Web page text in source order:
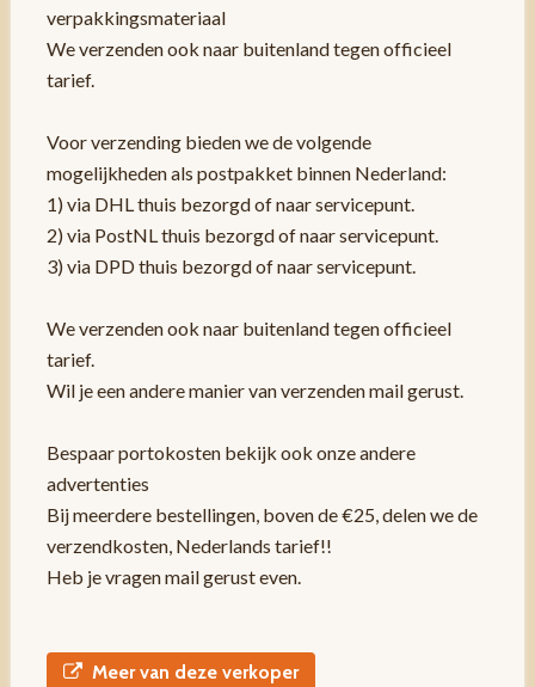
verpakkingsmateriaal
We verzenden ook naar buitenland tegen officieel
tarief.
Voor verzending bieden we de volgende
mogelijkheden als postpakket binnen Nederland:
1) via DHL thuis bezorgd of naar servicepunt.
2) via PostNL thuis bezorgd of naar servicepunt.
3) via DPD thuis bezorgd of naar servicepunt.
We verzenden ook naar buitenland tegen officieel
tarief.
Wil je een andere manier van verzenden mail gerust.
Bespaar portokosten bekijk ook onze andere
advertenties
Bij meerdere bestellingen, boven de €25, delen we de
verzendkosten, Nederlands tarief!!
Heb je vragen mail gerust even.
Meer van deze verkoper